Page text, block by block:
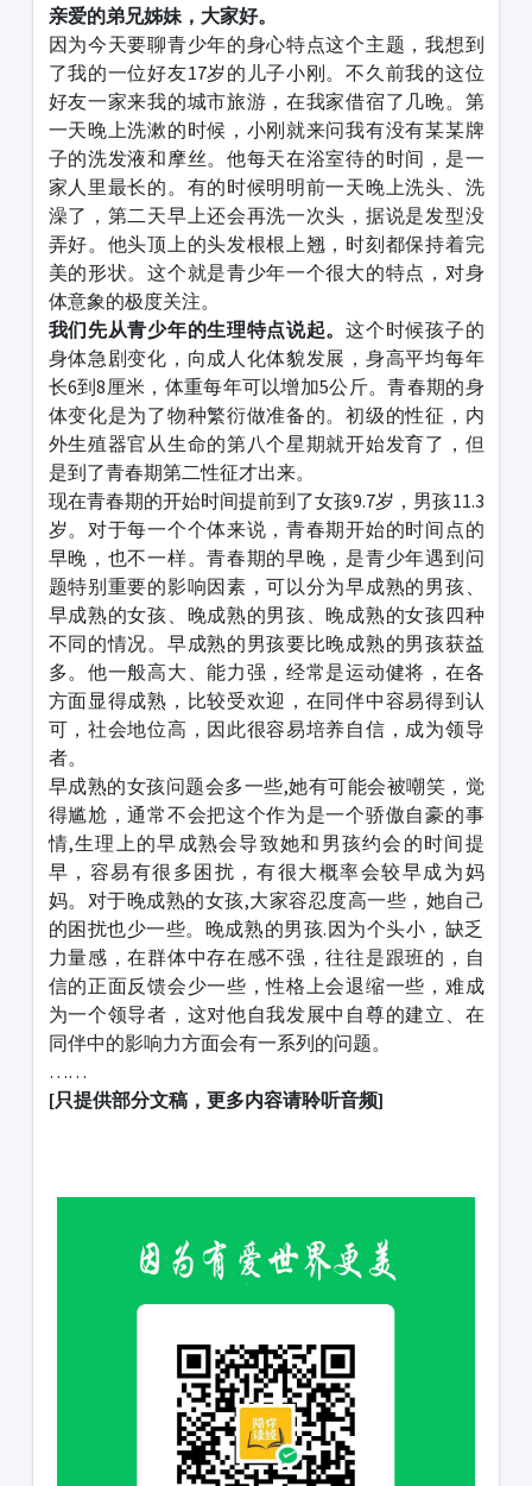
亲爱的弟兄姊妹，大家好。
因为今天要聊青少年的身心特点这个主题，我想到
了我的一位好友17岁的儿子小刚。不久前我的这位
好友一家来我的城市旅游，在我家借宿了几晚。第
一天晚上洗漱的时候，小刚就来问我有没有某某牌
子的洗发液和摩丝。他每天在浴室待的时间，是一
家人里最长的。有的时候明明前一天晚上洗头、洗
澡了，第二天早上还会再洗一次头，据说是发型没
弄好。他头顶上的头发根根上翘，时刻都保持着完
美的形状。这个就是青少年一个很大的特点，对身
体意象的极度关注。
我们先从青少年的生理特点说起。这个时候孩子的
身体急剧变化，向成人化体貌发展，身高平均每年
长6到8厘米，体重每年可以增加5公斤。青春期的身
体变化是为了物种繁衍做准备的。初级的性征，内
外生殖器官从生命的第八个星期就开始发育了，但
是到了青春期第二性征才出来。
现在青春期的开始时间提前到了女孩9.7岁，男孩11.3
岁。对于每一个个体来说，青春期开始的时间点的
早晚，也不一样。青春期的早晚，是青少年遇到问
题特别重要的影响因素，可以分为早成熟的男孩、
早成熟的女孩、晚成熟的男孩、晚成熟的女孩四种
不同的情况。早成熟的男孩要比晚成熟的男孩获益
多。他一般高大、能力强，经常是运动健将，在各
方面显得成熟，比较受欢迎，在同伴中容易得到认
可，社会地位高，因此很容易培养自信，成为领导
者。
早成熟的女孩问题会多一些,她有可能会被嘲笑，觉
得尴尬，通常不会把这个作为是一个骄傲自豪的事
情,生理上的早成熟会导致她和男孩约会的时间提
早，容易有很多困扰，有很大概率会较早成为妈
妈。对于晚成熟的女孩,大家容忍度高一些，她自己
的困扰也少一些。晚成熟的男孩.因为个头小，缺乏
力量感，在群体中存在感不强，往往是跟班的，自
信的正面反馈会少一些，性格上会退缩一些，难成
为一个领导者，这对他自我发展中自尊的建立、在
同伴中的影响力方面会有一系列的问题。
……
[只提供部分文稿，更多内容请聆听音频]